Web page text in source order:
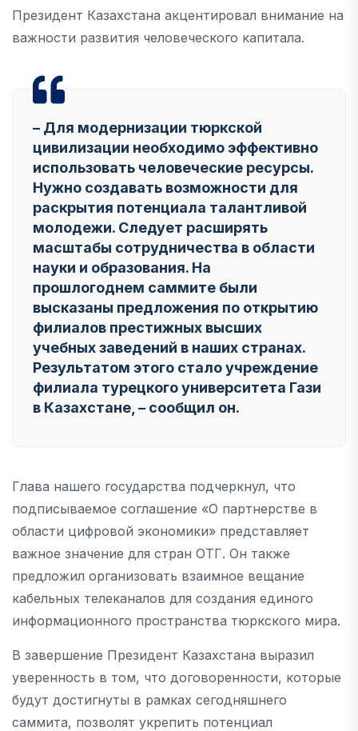
Президент Казахстана акцентировал внимание на
важности развития человеческого капитала.
– Для модернизации тюркской
цивилизации необходимо эффективно
использовать человеческие ресурсы.
Нужно создавать возможности для
раскрытия потенциала талантливой
молодежи. Следует расширять
масштабы сотрудничества в области
науки и образования. На
прошлогоднем саммите были
высказаны предложения по открытию
филиалов престижных высших
учебных заведений в наших странах.
Результатом этого стало учреждение
филиала турецкого университета Гази
в Казахстане, – сообщил он.
Глава нашего государства подчеркнул, что
подписываемое соглашение «О партнерстве в
области цифровой экономики» представляет
важное значение для стран ОТГ. Он также
предложил организовать взаимное вещание
кабельных телеканалов для создания единого
информационного пространства тюркского мира.
В завершение Президент Казахстана выразил
уверенность в том, что договоренности, которые
будут достигнуты в рамках сегодняшнего
саммита, позволят укрепить потенциал